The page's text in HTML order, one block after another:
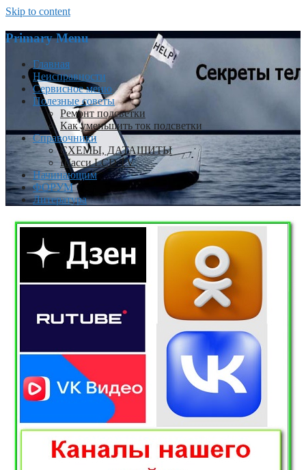
Skip to content
Primary Menu
Главная
Неисправности
Сервисное меню
Полезные советы
Ремонт подсветки
Как уменьшить ток подсветки
Справочники
СХЕМЫ, ДАТАШИТЫ
Шасси LCD TV
Начинающим
ФОРУМ
Литература